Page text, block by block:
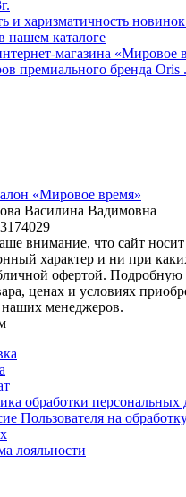
и харизматичность
нашем каталоге
магазина «Мировое
премиального бренда Oris .
Василина Вадимовна
внимание, что сайт
характер и ни при
офертой.
ценах и условиях
наших менеджеров.
обработки персональных
Пользователя на
лояльности